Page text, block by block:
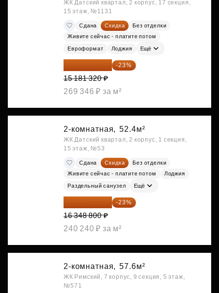
ЖК Датский квартал, 2 корпус, 17 секция,
15 этаж, №1131
Сдана Скидка
Без отделки
Живите сейчас - платите потом
Евроформат Лоджия Ещё
11 689 616 ₽ -23%
15 181 320 ₽
269 346 ₽ за м²
2-комнатная, 52.4м²
ЖК Датский квартал, 2 корпус, 1 секция,
15 этаж, №53
Сдана Скидка
Без отделки
Живите сейчас - платите потом
Лоджия
Раздельный санузел Ещё
12 588 576 ₽ -23%
16 348 800 ₽
240 240 ₽ за м²
2-комнатная, 57.6м²
ЖК Римский, 7 корпус, 9 секция, 5 этаж,
№571